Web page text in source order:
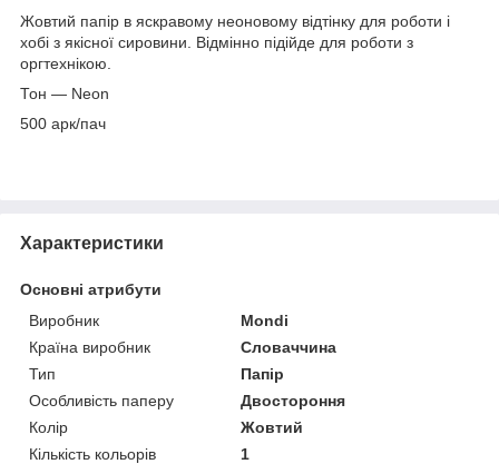
Жовтий папір в яскравому неоновому відтінку для роботи і
хобі з якісної сировини. Відмінно підійде для роботи з
оргтехнікою.
Тон — Neon
500 арк/пач
Характеристики
Основні атрибути
Виробник
Mondi
Країна виробник
Словаччина
Тип
Папір
Особливість паперу
Двостороння
Колір
Жовтий
Кількість кольорів
1